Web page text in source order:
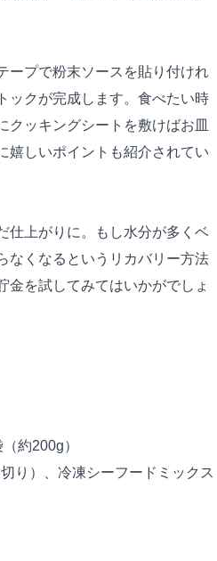
ープで粉末ソースを貼り付けれ
ックが完成します。食べたい時
クッキングシートを敷けばお皿
嬉しいポイントも紹介されてい
仕上がりに。もし水分が多くベ
なくなるというリカバリー方法
金を試してみてはいかがでしょ
約200g）
り）、冷凍シーフードミックス